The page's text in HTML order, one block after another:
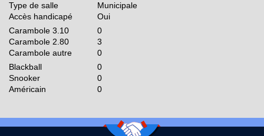
Type de salle
Municipale
Accès handicapé
Oui
Carambole 3.10
0
Carambole 2.80
3
Carambole autre
0
Blackball
0
Snooker
0
Américain
0